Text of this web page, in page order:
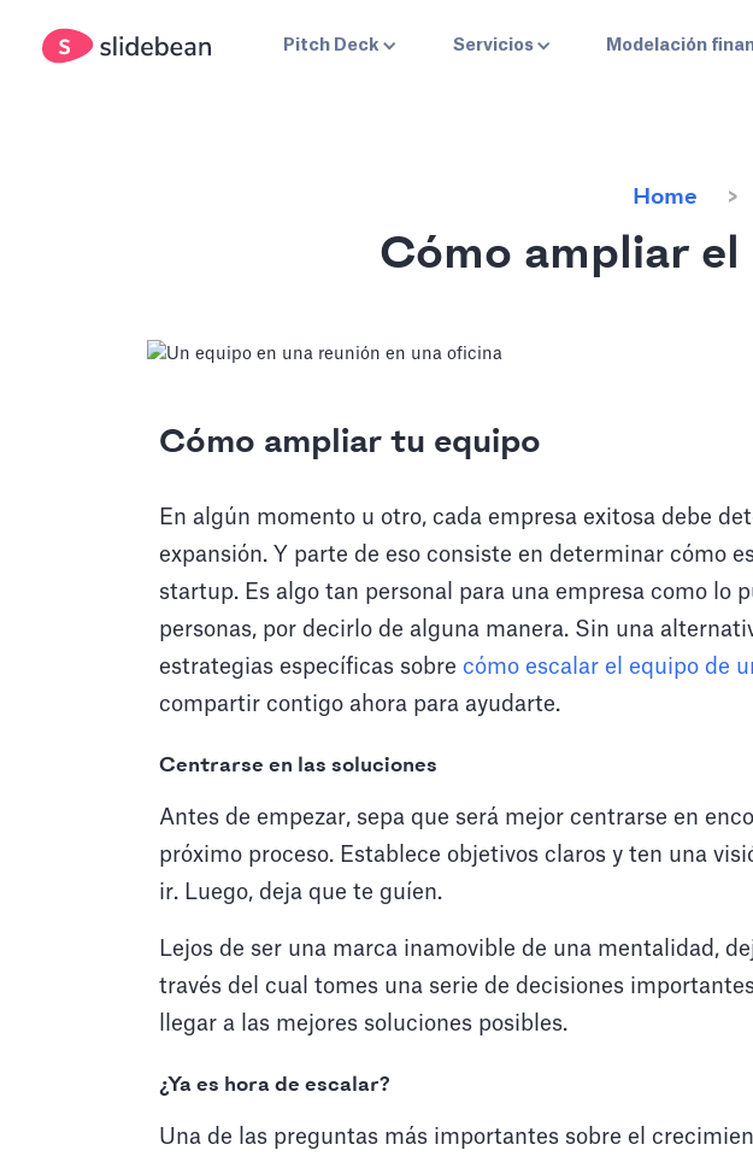
Pitch Deck Servicios Modelación
Home
Cómo ampliar
Cómo ampliar tu equipo
En algún momento u otro, cada empresa exitosa debe
expansión. Y parte de eso consiste en determinar cómo
startup. Es algo tan personal para una empresa como lo
personas, por decirlo de alguna manera. Sin una
estrategias específicas sobre cómo escalar el equipo de
compartir contigo ahora para ayudarte.
Centrarse en las soluciones
Antes de empezar, sepa que será mejor centrarse en
próximo proceso. Establece objetivos claros y ten una
ir. Luego, deja que te guíen.
Lejos de ser una marca inamovible de una mentalidad,
través del cual tomes una serie de decisiones
llegar a las mejores soluciones posibles.
¿Ya es hora de escalar?
Una de las preguntas más importantes sobre el